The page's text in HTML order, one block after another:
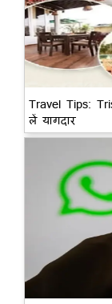
Travel Tips:
लें यागदार